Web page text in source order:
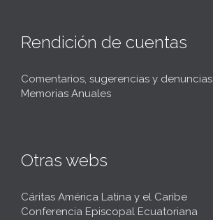
Rendición de cuentas
Comentarios, sugerencias y denuncias
Memorias Anuales
Otras webs
Cáritas América Latina y el Caribe
Conferencia Episcopal Ecuatoriana